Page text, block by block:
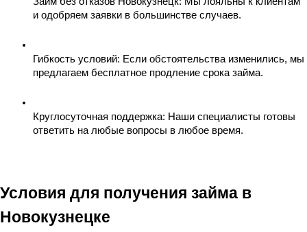
и одобряем заявки в большинстве случаев.
Гибкость условий: Если обстоятельства изменились, мы
предлагаем бесплатное продление срока займа.
Круглосуточная поддержка: Наши специалисты готовы
ответить на любые вопросы в любое время.
Условия для получения займа в
Новокузнецке